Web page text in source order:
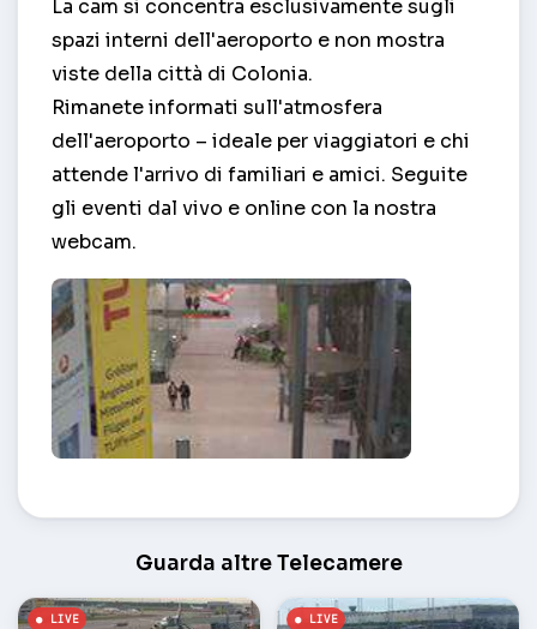
La cam si concentra esclusivamente sugli
spazi interni dell'aeroporto e non mostra
viste della città di Colonia.
Rimanete informati sull'atmosfera
dell'aeroporto – ideale per viaggiatori e chi
attende l'arrivo di familiari e amici. Seguite
gli eventi dal vivo e online con la nostra
webcam.
Guarda altre Telecamere